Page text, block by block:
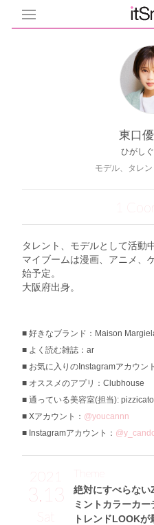
東口
ひがし
モデル、タレ
1
タレント、モデルとして活動中
マイブームは漫画、アニメ、
始予定。
大阪府出身。
好きなブランド：Maison
よく読む雑誌：ar
お気に入りのInstagramアカウン
オススメのアプリ：Clubhouse
通っている美容室(担当):
Xアカウント： @youcannn
Instagramアカウント：
3.13
Sat
絶対にすべらない
ミントカラーカ
トレンドLOOKが
Theme